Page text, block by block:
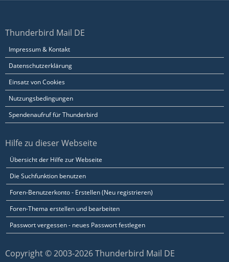
Thunderbird Mail DE
Impressum & Kontakt
Datenschutzerklärung
Einsatz von Cookies
Nutzungsbedingungen
Spendenaufruf für Thunderbird
Hilfe zu dieser Webseite
Übersicht der Hilfe zur Webseite
Die Suchfunktion benutzen
Foren-Benutzerkonto - Erstellen (Neu registrieren)
Foren-Thema erstellen und bearbeiten
Passwort vergessen - neues Passwort festlegen
Copyright © 2003-2026 Thunderbird Mail DE